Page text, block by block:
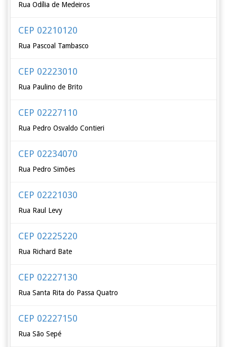
Rua Odília de Medeiros
CEP 02210120
Rua Pascoal Tambasco
CEP 02223010
Rua Paulino de Brito
CEP 02227110
Rua Pedro Osvaldo Contieri
CEP 02234070
Rua Pedro Simões
CEP 02221030
Rua Raul Levy
CEP 02225220
Rua Richard Bate
CEP 02227130
Rua Santa Rita do Passa Quatro
CEP 02227150
Rua São Sepé